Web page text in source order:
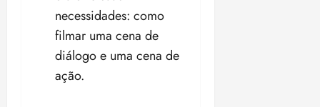
necessidades: como
filmar uma cena de
diálogo e uma cena de
ação.